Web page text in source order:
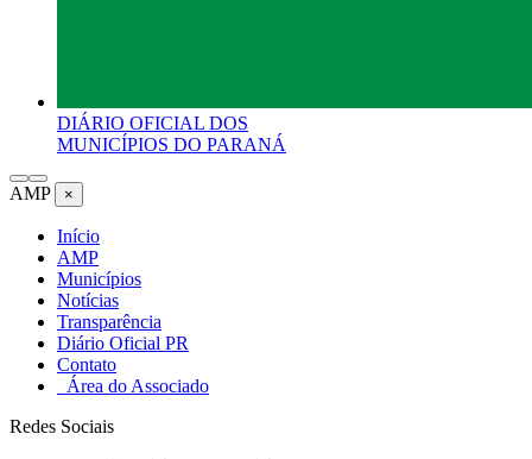
DIÁRIO OFICIAL DOS
MUNICÍPIOS DO PARANÁ
AMP ×
Início
AMP
Municípios
Notícias
Transparência
Diário Oficial PR
Contato
Área do Associado
Redes Sociais